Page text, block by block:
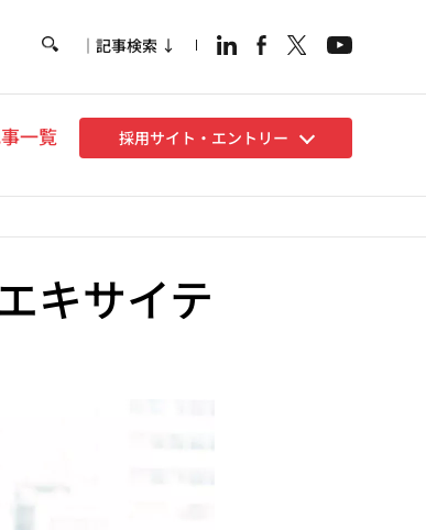
｜記事検索 ↓
一覧 採用サイト・エントリー
キサイテ